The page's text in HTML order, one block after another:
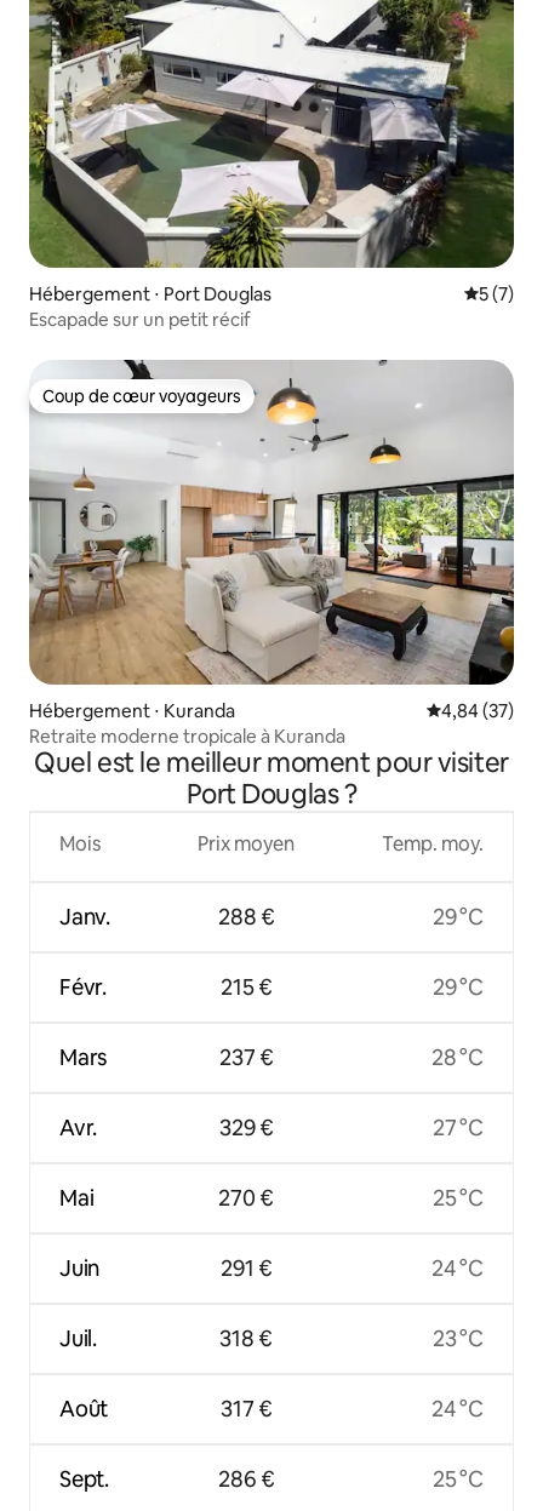
Hébergement ⋅ Port Douglas
5 (7)
Escapade sur un petit récif
Coup de cœur voyageurs
Coup de cœur voyageurs
Hébergement ⋅ Kuranda Évaluation
4,84 (37)
Retraite moderne tropicale à Kuranda
Quel est le meilleur moment pour visiter
Port Douglas ?
Mois
Janv.
Févr.
Mars
Avr.
Mai
Juin
Juil.
Août
Sept.
Prix moyen
288 €
215 €
237 €
329 €
270 €
291 €
318 €
317 €
286 €
Temp. moy.
29 °C
29 °C
28 °C
27 °C
25 °C
24 °C
23 °C
24 °C
25 °C